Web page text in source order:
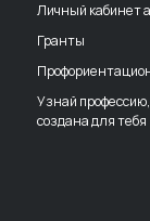
Личный кабинет
Гранты
Узнай
создана для тебя